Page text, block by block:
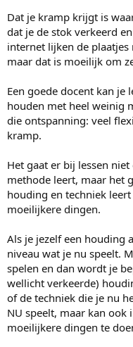
Dat je kramp krijgt is
dat je de stok verkeerd
internet lijken de plaatjes
maar dat is moeilijk om
Een goede docent kan
houden met heel weinig
die ontspanning: veel
kramp.
Het gaat er bij lessen
methode leert, maar het
houding en techniek
moeilijkere dingen.
Als je jezelf een houding
niveau wat je nu speelt.
spelen en dan wordt je
wellicht verkeerde)
of de techniek die je nu
NU speelt, maar kan ook
moeilijkere dingen te